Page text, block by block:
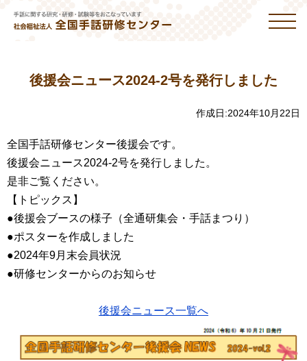
後援会ニュース2024-2号を発行しました
作成日:2024年10月22日
全国手話研修センター後援会です。
後援会ニュース2024-2号を発行しました。
是非ご覧ください。
【トピックス】
●後援会ブースの様子（全通研集会・手話まつり）
●ポスターを作成しました
●2024年9月末会員状況
●研修センターからのお知らせ
後援会ニュース一覧へ